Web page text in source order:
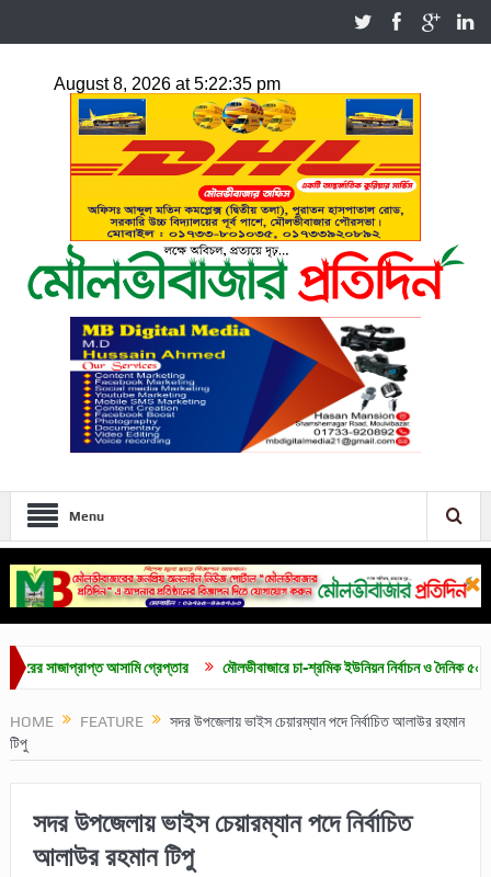
Menu
সাজাপ্রাপ্ত আসামি গ্রেপ্তার মৌলভীবাজারে চা-শ্রমিক ইউনিয়ন নির্বাচন ও দৈনিক ৫০০ টাকা
HOME FEATURE
সদর উপজেলায় ভাইস চেয়ারম্যান পদে নির্বাচিত আলাউর রহমান
টিপু
সদর উপজেলায় ভাইস চেয়ারম্যান পদে নির্বাচিত
আলাউর রহমান টিপু